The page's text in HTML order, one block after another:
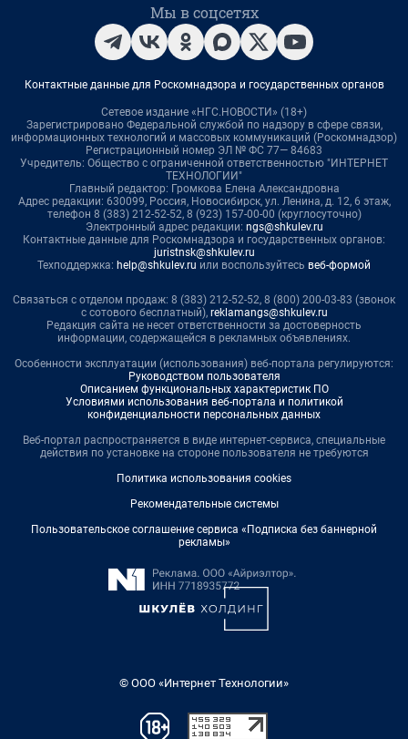
Мы в соцсетях
Контактные данные для Роскомнадзора и государственных органов
Сетевое издание «НГС.НОВОСТИ» (18+)
Зарегистрировано Федеральной службой по надзору в сфере связи,
информационных технологий и массовых коммуникаций (Роскомнадзор)
Регистрационный номер ЭЛ № ФС 77— 84683
Учредитель: Общество с ограниченной ответственностью "ИНТЕРНЕТ
ТЕХНОЛОГИИ"
Главный редактор: Громкова Елена Александровна
Адрес редакции: 630099, Россия, Новосибирск, ул. Ленина, д. 12, 6 этаж,
телефон 8 (383) 212-52-52, 8 (923) 157-00-00 (круглосуточно)
Электронный адрес редакции: ngs@shkulev.ru
Контактные данные для Роскомнадзора и государственных органов:
juristnsk@shkulev.ru
Техподдержка: help@shkulev.ru или воспользуйтесь веб-формой
Связаться с отделом продаж: 8 (383) 212-52-52, 8 (800) 200-03-83 (звонок
с сотового бесплатный), reklamangs@shkulev.ru
Редакция сайта не несет ответственности за достоверность
информации, содержащейся в рекламных объявлениях.
Особенности эксплуатации (использования) веб-портала регулируются:
Руководством пользователя
Описанием функциональных характеристик ПО
Условиями использования веб-портала и политикой
конфиденциальности персональных данных
Веб-портал распространяется в виде интернет-сервиса, специальные
действия по установке на стороне пользователя не требуются
Политика использования cookies
Рекомендательные системы
Пользовательское соглашение сервиса «Подписка без баннерной
рекламы»
© ООО «Интернет Технологии»